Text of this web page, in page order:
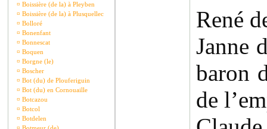
¤ Boissière (de la) à Pleyben
¤ Boissière (de la) à Plusquellec
¤ Bolloré
¤ Bonenfant
¤ Bonnescat
¤ Boquen
¤ Borgne (le)
¤ Boscher
¤ Bot (du) de Plouferiguin
¤ Bot (du) en Cornouaille
¤ Botcazou
¤ Botcol
¤ Botdelen
René
Janne
baron
de